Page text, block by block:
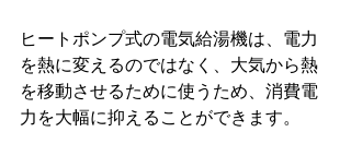
ヒートポンプ式の電気給湯機は、電力
を熱に変えるのではなく、大気から熱
を移動させるために使うため、消費電
力を大幅に抑えることができます。